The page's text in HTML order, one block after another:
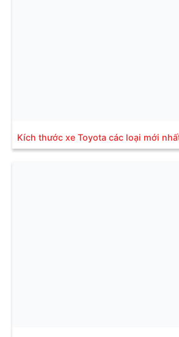
Kích thước xe Toyota các loại mới